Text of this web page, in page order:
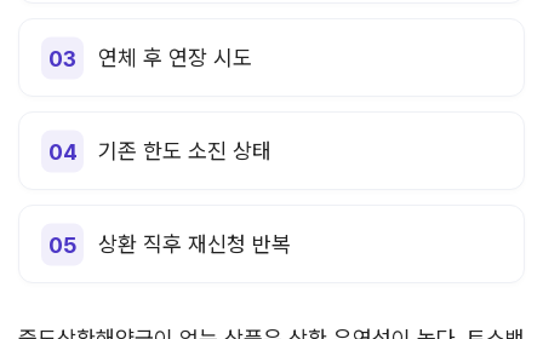
연체 후 연장 시도
기존 한도 소진 상태
상환 직후 재신청 반복